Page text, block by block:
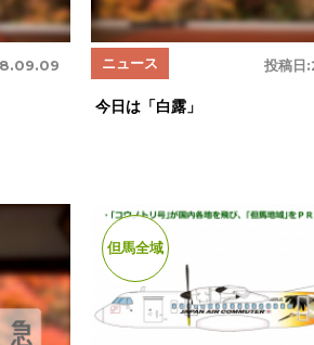
投稿日:
ニュース
今日は「白露」
但馬全域